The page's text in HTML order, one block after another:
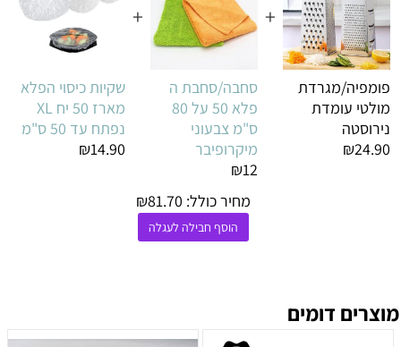
פומפיה/מגרדת
מולטי עומדת
נירוסטה
₪24.90
+
סחבה/סחבת ה
פלא 50 על 80
ס"מ צבעוני
מיקרופיבר
₪12
+
שקיות כיסוי הפלא
מארז 50 יח XL
נפתח עד 50 ס"מ
₪14.90
מחיר כולל: ₪81.70
הוסף חבילה לעגלה
מוצרים דומים